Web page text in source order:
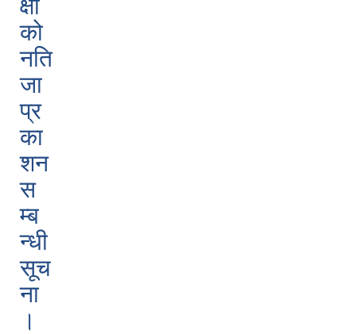
क्षा
को
नति
जा
प्र
का
शन
स
म्ब
न्धी
सूच
ना
।